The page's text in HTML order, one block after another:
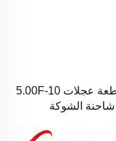
حافة ومحور صيني لمكونات الشوكة 2 قطعة عجلات 5.00F-10